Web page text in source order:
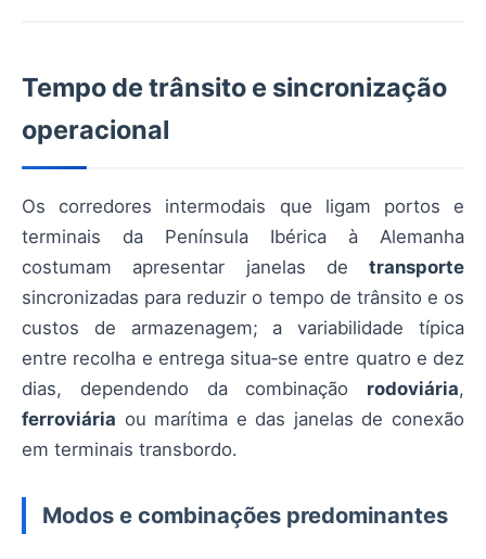
Tempo de trânsito e sincronização
operacional
Os corredores intermodais que ligam portos e
terminais da Península Ibérica à Alemanha
costumam apresentar janelas de transporte
sincronizadas para reduzir o tempo de trânsito e os
custos de armazenagem; a variabilidade típica
entre recolha e entrega situa‑se entre quatro e dez
dias, dependendo da combinação rodoviária,
ferroviária ou marítima e das janelas de conexão
em terminais transbordo.
Modos e combinações predominantes